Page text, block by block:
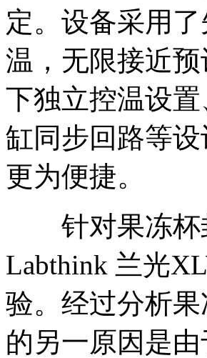
定。设备采用
温，无限接近
下独立控温设
缸同步回路等
更为便捷。
针对果冻杯
Labthink 兰光
验。经过分析
的另一原因是